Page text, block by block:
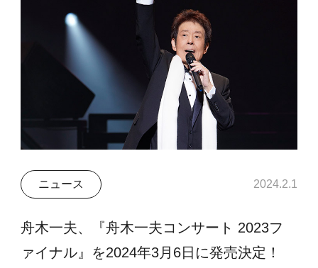
ニュース 2024.2.1
舟木一夫、『舟木一夫コンサート 2023フ
ァイナル』を2024年3月6日に発売決定！